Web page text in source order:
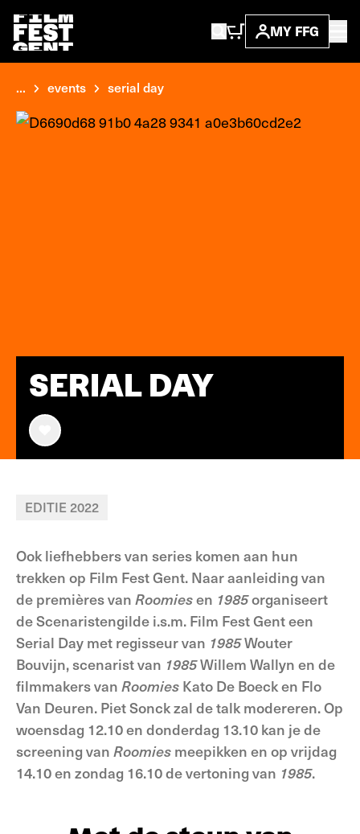
MY FFG
... events serial day
SERIAL DAY
EDITIE 2022
Ook liefhebbers van series komen aan hun
trekken op Film Fest Gent. Naar aanleiding van
de premières van Roomiesen 1985organiseert
de Scenaristengilde i.s.m. Film Fest Gent een
Serial Day met regisseur van 1985Wouter
Bouvijn, scenarist van 1985Willem Wallyn en de
filmmakers van Roomies Kato De Boeck en Flo
Van Deuren. Piet Sonck zal de talk modereren. Op
woensdag 12.10 en donderdag 13.10 kan je de
screening van Roomies meepikken en op vrijdag
14.10 en zondag 16.10 de vertoning van 1985.